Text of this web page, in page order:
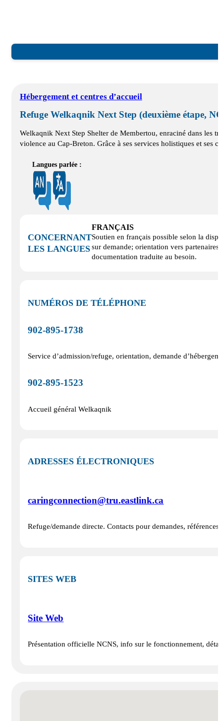
Hébergement et centres d’accueil
Refuge Welkaqnik Next Step (deuxième étape,
Welkaqnik Next Step Shelter de Membertou, enraciné dans les
violence au Cap-Breton. Grâce à ses services holistiques et ses
Langues parlée :
CONCERNANT
LES LANGUES
FRANÇAIS
Soutien en français possible selon la
sur demande; orientation vers
documentation traduite au besoin.
NUMÉROS DE TÉLÉPHONE
902‑895‑1738
Service d’admission/refuge, orientation, demande
902‑895‑1523
Accueil général Welkaqnik
ADRESSES ÉLECTRONIQUES
caringconnection@tru.eastlink.ca
Refuge/demande directe. Contacts pour demandes,
SITES WEB
Site Web
Présentation officielle NCNS, info sur le fonctionnement,